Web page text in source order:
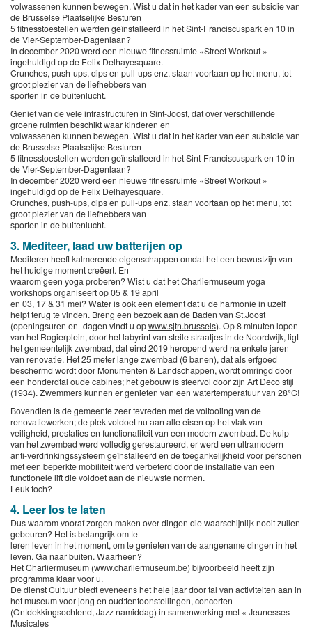
volwassenen kunnen bewegen. Wist u dat in het kader van een subsidie van
de Brusselse Plaatselijke Besturen
5 fitnesstoestellen werden geïnstalleerd in het Sint-Franciscuspark en 10 in
de Vier-September-Dagenlaan?
In december 2020 werd een nieuwe fitnessruimte «Street Workout »
ingehuldigd op de Felix Delhayesquare.
Crunches, push-ups, dips en pull-ups enz. staan voortaan op het menu, tot
groot plezier van de liefhebbers van
sporten in de buitenlucht.
Geniet van de vele infrastructuren in Sint-Joost, dat over verschillende
groene ruimten beschikt waar kinderen en
volwassenen kunnen bewegen. Wist u dat in het kader van een subsidie van
de Brusselse Plaatselijke Besturen
5 fitnesstoestellen werden geïnstalleerd in het Sint-Franciscuspark en 10 in
de Vier-September-Dagenlaan?
In december 2020 werd een nieuwe fitnessruimte «Street Workout »
ingehuldigd op de Felix Delhayesquare.
Crunches, push-ups, dips en pull-ups enz. staan voortaan op het menu, tot
groot plezier van de liefhebbers van
sporten in de buitenlucht.
3. Mediteer, laad uw batterijen op
Mediteren heeft kalmerende eigenschappen omdat het een bewustzijn van
het huidige moment creëert. En
waarom geen yoga proberen? Wist u dat het Charliermuseum yoga
workshops organiseert op 05 & 19 april
en 03, 17 & 31 mei? Water is ook een element dat u de harmonie in uzelf
helpt terug te vinden. Breng een bezoek aan de Baden van St.Joost
(openingsuren en -dagen vindt u opwww.sjtn.brussels). Op 8 minuten lopen
van het Rogierplein, door het labyrint van steile straatjes in de Noordwijk, ligt
het gemeentelijk zwembad, dat eind 2019 heropend werd na enkele jaren
van renovatie. Het 25 meter lange zwembad (6 banen), dat als erfgoed
beschermd wordt door Monumenten & Landschappen, wordt omringd door
een honderdtal oude cabines; het gebouw is sfeervol door zijn Art Deco stijl
(1934). Zwemmers kunnen er genieten van een watertemperatuur van 28°C!
Bovendien is de gemeente zeer tevreden met de voltooiing van de
renovatiewerken; de plek voldoet nu aan alle eisen op het vlak van
veiligheid, prestaties en functionaliteit van een modern zwembad. De kuip
van het zwembad werd volledig gerestaureerd, er werd een ultramodern
anti-verdrinkingssysteem geïnstalleerd en de toegankelijkheid voor personen
met een beperkte mobiliteit werd verbeterd door de installatie van een
functionele lift die voldoet aan de nieuwste normen.
Leuk toch?
4. Leer los te laten
Dus waarom vooraf zorgen maken over dingen die waarschijnlijk nooit zullen
gebeuren? Het is belangrijk om te
leren leven in het moment, om te genieten van de aangename dingen in het
leven. Ga naar buiten. Waarheen?
Het Charliermuseum (www.charliermuseum.be) bijvoorbeeld heeft zijn
programma klaar voor u.
De dienst Cultuur biedt eveneens het hele jaar door tal van activiteiten aan in
het museum voor jong en oud:tentoonstellingen, concerten
(Ontdekkingsochtend, Jazz namiddag) in samenwerking met « Jeunesses
Musicales